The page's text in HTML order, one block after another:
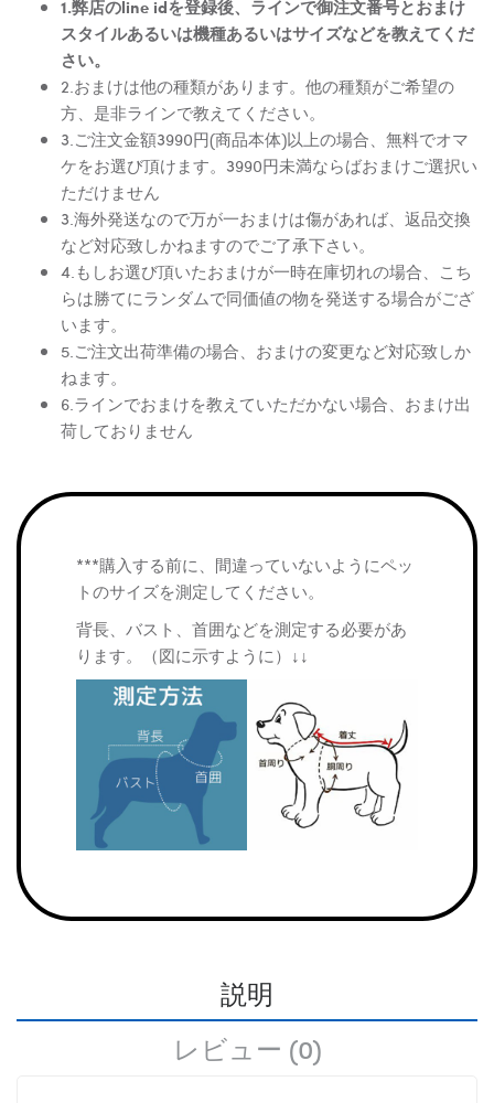
1.弊店のline idを登録後、ラインで御注文番号とおまけ
スタイルあるいは機種あるいはサイズなどを教えてくだ
さい。
2.おまけは他の種類があります。他の種類がご希望の
方、是非ラインで教えてください。
3.ご注文金額3990円(商品本体)以上の場合、無料でオマ
ケをお選び頂けます。3990円未満ならばおまけご選択い
ただけません
3.海外発送なので万が一おまけは傷があれば、返品交換
など対応致しかねますのでご了承下さい。
4.もしお選び頂いたおまけが一時在庫切れの場合、こち
らは勝てにランダムで同価値の物を発送する場合がござ
います。
5.ご注文出荷準備の場合、おまけの変更など対応致しか
ねます。
6.ラインでおまけを教えていただかない場合、おまけ出
荷しておりません
***購入する前に、間違っていないようにペッ
トのサイズを測定してください。
背長、バスト、首囲などを測定する必要があ
ります。（図に示すように）↓↓
説明
レビュー (0)